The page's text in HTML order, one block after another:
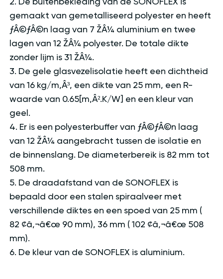
gemaakt van gemetalliseerd polyester en heeft
ƒÂ©ƒÂ©n laag van 7 ŽÂ¼ aluminium en twee
lagen van 12 ŽÂ¼ polyester. De totale dikte
zonder lijm is 31 ŽÂ¼.
3. De gele glasvezelisolatie heeft een dichtheid
van 16 kg/m‚Â³, een dikte van 25 mm, een R-
waarde van 0.65[m‚Â².K/W] en een kleur van
geel.
4. Er is een polyesterbuffer van ƒÂ©ƒÂ©n laag
van 12 ŽÂ¼ aangebracht tussen de isolatie en
de binnenslang. De diameterbereik is 82 mm tot
508 mm.
5. De draadafstand van de SONOFLEX is
bepaald door een stalen spiraalveer met
verschillende diktes en een spoed van 25 mm (
82 ¢â‚¬â€œ 90 mm), 36 mm ( 102 ¢â‚¬â€œ 508
mm).
6. De kleur van de SONOFLEX is aluminium.